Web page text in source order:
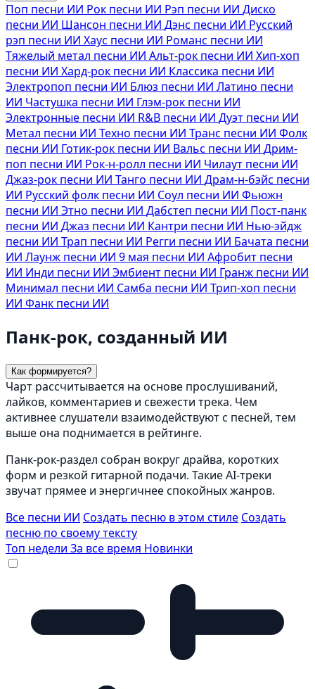
Поп песни ИИ Рок песни ИИ Рэп песни ИИ Диско
песни ИИ Шансон песни ИИ Дэнс песни ИИ Русский
рэп песни ИИ Хаус песни ИИ Романс песни ИИ
Тяжелый метал песни ИИ Альт-рок песни ИИ Хип-хоп
песни ИИ Хард-рок песни ИИ Классика песни ИИ
Электропоп песни ИИ Блюз песни ИИ Латино песни
ИИ Частушка песни ИИ Глэм-рок песни ИИ
Электронные песни ИИ R&B песни ИИ Дуэт песни ИИ
Метал песни ИИ Техно песни ИИ Транс песни ИИ Фолк
песни ИИ Готик-рок песни ИИ Вальс песни ИИ Дрим-
поп песни ИИ Рок-н-ролл песни ИИ Чилаут песни ИИ
Джаз-рок песни ИИ Танго песни ИИ Драм-н-бэйс песни
ИИ Русский фолк песни ИИ Соул песни ИИ Фьюжн
песни ИИ Этно песни ИИ Дабстеп песни ИИ Пост-панк
песни ИИ Джаз песни ИИ Кантри песни ИИ Нью-эйдж
песни ИИ Трап песни ИИ Регги песни ИИ Бачата песни
ИИ Лаунж песни ИИ 9 мая песни ИИ Афробит песни
ИИ Инди песни ИИ Эмбиент песни ИИ Гранж песни ИИ
Минимал песни ИИ Самба песни ИИ Трип-хоп песни
ИИ Фанк песни ИИ
Панк-рок, созданный ИИ
Как формируется?
Чарт рассчитывается на основе прослушиваний,
лайков, комментариев и свежести трека. Чем
активнее слушатели взаимодействуют с песней, тем
выше она поднимается в рейтинге.
Панк-рок-раздел собран вокруг драйва, коротких
форм и резкой гитарной подачи. Такие AI-треки
звучат прямее и энергичнее спокойных жанров.
Все песни ИИ Создать песню в этом стиле Создать
песню по своему тексту
Топ недели За все время Новинки